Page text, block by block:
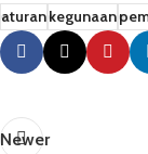
aturankegunaan
Newer